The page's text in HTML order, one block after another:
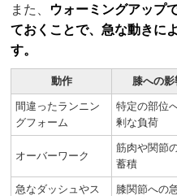
また、 ウォーミングアップ
ておくことで、急な動きに
す。
動作 膝への影
間違ったランニン
グフォーム
特定の部位
剰な負荷
オーバーワーク
筋肉や関節
蓄積
急なダッシュやス
膝関節への